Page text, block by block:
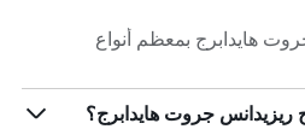
هايدابرج بمعظم أنواع
ريزيدانس جروت هايدابرج؟